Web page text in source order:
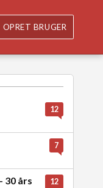
OPRET BRUGER
12
7
30 års
12